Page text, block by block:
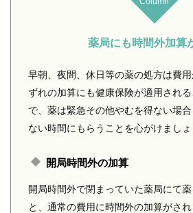
薬局にも時間外加算
早朝、夜間、休日等の薬の処方は費
ずれの加算にも健康保険が適用され
で、薬は緊急その他やむを得ない場
ない時間にもらうことを心がけましょ
開局時間外の加算
開局時間外で閉まっていた薬局にて
と、通常の費用に時間外の加算がさ